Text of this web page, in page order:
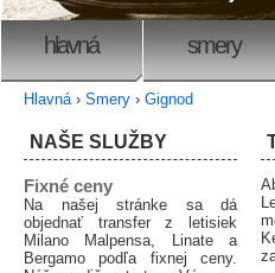
hlavná smery
Hlavná› Smery › Gignod
NAŠE SLUŽBY
Fixné ceny
Na našej stránke sa dá
objednať transfer z letisiek
Milano Malpensa, Linate a
Bergamo podľa fixnej ceny.